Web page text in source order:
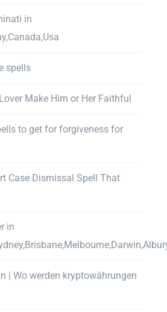
in
spells
Make Him or Her Faithful
to get for forgiveness for
Case Dismissal Spell That
in
| Wo werden kryptowährungen